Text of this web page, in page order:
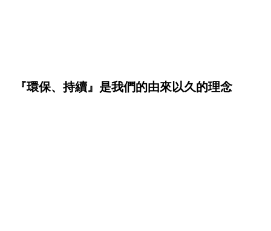
『環保、持續』是我們的由來以久的理念